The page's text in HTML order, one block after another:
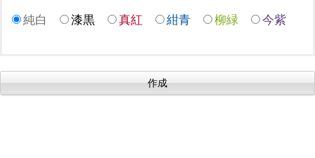
純白 漆黒 真紅 紺青 柳緑 今紫